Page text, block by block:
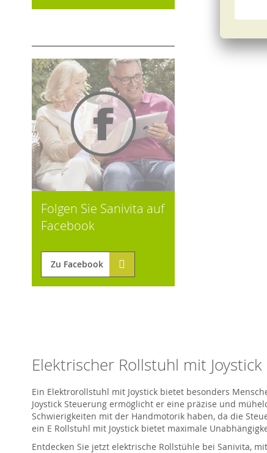
Folgen Sie Sanivita auf
Facebook
Zu Facebook
Elektrischer Rollstuhl mit
Ein Elektrorollstuhl mit Joystick bietet besonders
Joystick Steuerung ermöglicht er eine präzise und
Schwierigkeiten mit der Handmotorik haben, da die
ein E Rollstuhl mit Joystick bietet maximale
Entdecken Sie jetzt elektrische Rollstühle bei Sanivita,